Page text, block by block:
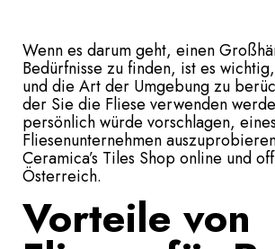
Wenn es darum geht, einen
Bedürfnisse zu finden, ist es
und die Art der Umgebung zu
der Sie die Fliese verwenden
persönlich würde vorschlagen,
Fliesenunternehmen
Ceramica’s Tiles Shop online und
Österreich.
Vorteile von